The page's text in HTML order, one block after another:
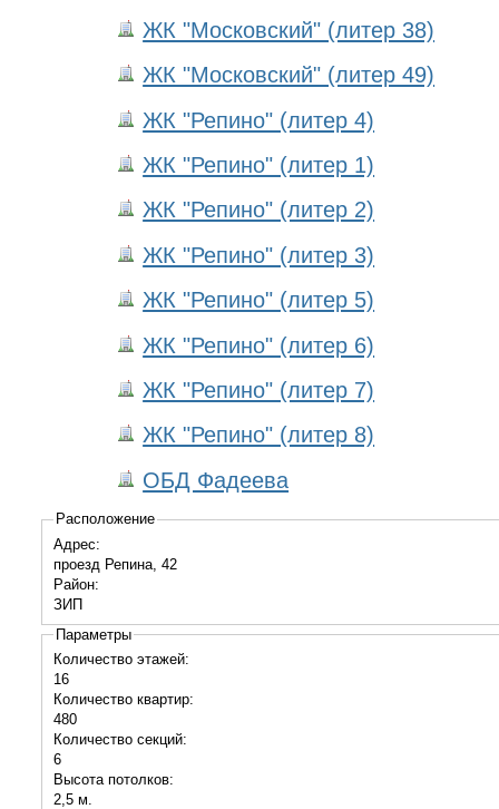
ЖК "Московский" (литер 38)
ЖК "Московский" (литер 49)
ЖК "Репино" (литер 4)
ЖК "Репино" (литер 1)
ЖК "Репино" (литер 2)
ЖК "Репино" (литер 3)
ЖК "Репино" (литер 5)
ЖК "Репино" (литер 6)
ЖК "Репино" (литер 7)
ЖК "Репино" (литер 8)
ОБД Фадеева
Расположение
Адрес:
проезд Репина, 42
Район:
ЗИП
Параметры
Количество этажей:
16
Количество квартир:
480
Количество секций:
6
Высота потолков:
2,5 м.